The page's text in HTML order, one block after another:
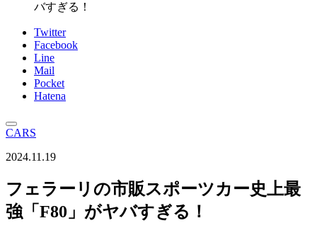
バすぎる！
Twitter
Facebook
Line
Mail
Pocket
Hatena
CARS
2024.11.19
フェラーリの市販スポーツカー史上最
強「F80」がヤバすぎる！